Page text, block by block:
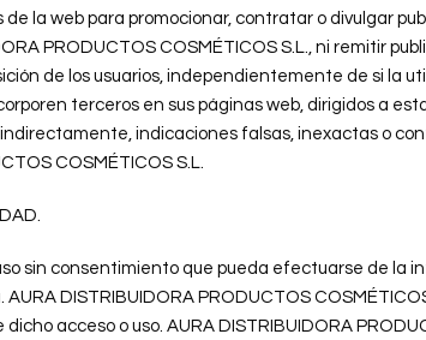
de la web para promocionar, contratar o divulgar
PRODUCTOS COSMÉTICOS S.L., ni remitir
de los usuarios, independientemente de si la
terceros en sus páginas web, dirigidos a
indicaciones falsas, inexactas o
COSMÉTICOS S.L.
sin consentimiento que pueda efectuarse de la
DISTRIBUIDORA PRODUCTOS
acceso o uso. AURA DISTRIBUIDORA